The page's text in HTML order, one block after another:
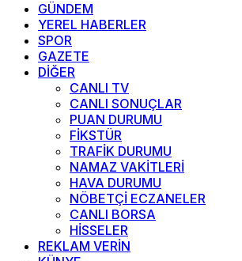
GÜNDEM
YEREL HABERLER
SPOR
GAZETE
DİĞER
CANLI TV
CANLI SONUÇLAR
PUAN DURUMU
FİKSTÜR
TRAFİK DURUMU
NAMAZ VAKİTLERİ
HAVA DURUMU
NÖBETÇİ ECZANELER
CANLI BORSA
HİSSELER
REKLAM VERİN